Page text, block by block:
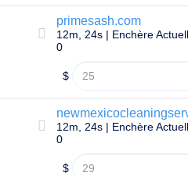
Domaine
Gestion
de
Domaines
portefeuille
primesash.com
12m, 24s | Enchère
0
$
12m, 24s | Enchère
0
$